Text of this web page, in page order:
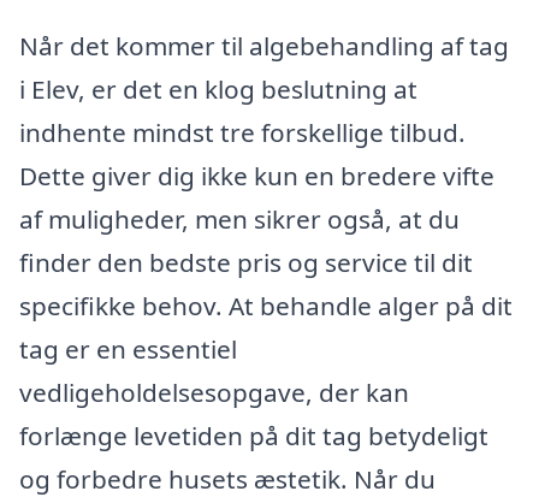
Når det kommer til algebehandling af tag
i Elev, er det en klog beslutning at
indhente mindst tre forskellige tilbud.
Dette giver dig ikke kun en bredere vifte
af muligheder, men sikrer også, at du
finder den bedste pris og service til dit
specifikke behov. At behandle alger på dit
tag er en essentiel
vedligeholdelsesopgave, der kan
forlænge levetiden på dit tag betydeligt
og forbedre husets æstetik. Når du